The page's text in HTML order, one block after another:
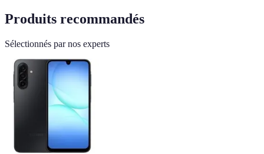
Produits recommandés
Sélectionnés par nos experts